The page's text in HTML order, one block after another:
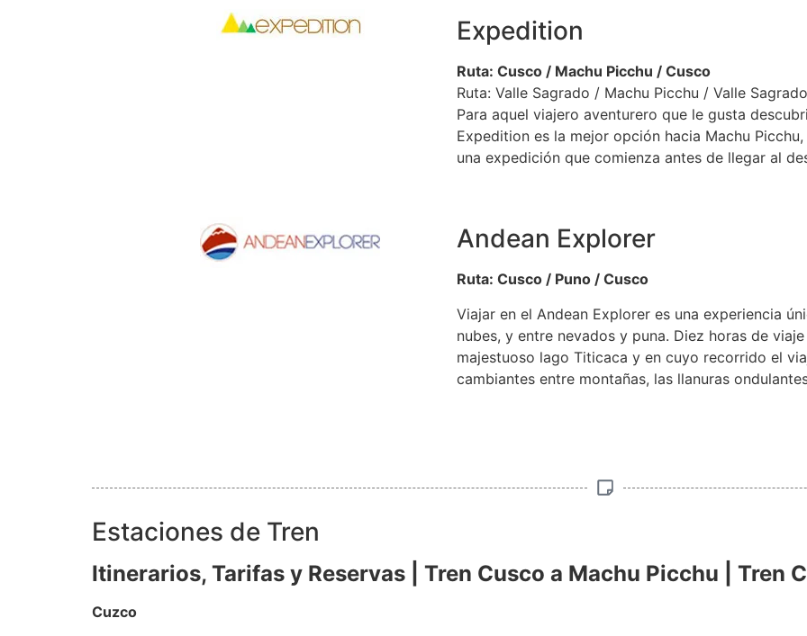
Expedition
Ruta: Cusco / Machu Picchu / Cusco
Ruta: Valle Sagrado / Machu Picchu / Valle
Para aquel viajero aventurero que le gusta
Expedition es la mejor opción hacia Machu
una expedición que comienza antes de llegar al
Andean Explorer
Ruta: Cusco / Puno / Cusco
Viajar en el Andean Explorer es una experiencia
nubes, y entre nevados y puna. Diez horas de
majestuoso lago Titicaca y en cuyo recorrido el
cambiantes entre montañas, las llanuras
Estaciones de Tren
Itinerarios, Tarifas y Reservas | Tren Cusco a Machu Picchu | Tren
Cuzco